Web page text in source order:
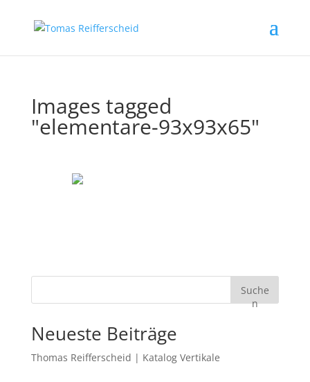
Images tagged
"elementare-93x93x65"
Suche
n
Neueste Beiträge
Thomas Reifferscheid | Katalog Vertikale